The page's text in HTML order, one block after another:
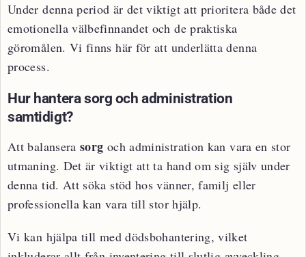
Under denna period är det viktigt att prioritera både det
emotionella välbefinnandet och de praktiska
göromålen. Vi finns här för att underlätta denna
process.
Hur hantera sorg och administration
samtidigt?
Att balanserasorg och administration kan vara en stor
utmaning. Det är viktigt att ta hand om sig själv under
denna tid. Att söka stöd hos vänner, familj eller
professionella kan vara till stor hjälp.
Vi kan hjälpa till med dödsbohantering, vilket